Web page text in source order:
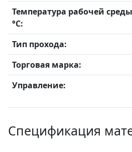
Температура рабочей
°С:
Тип прохода:
Торговая марка:
Управление:
Спецификация